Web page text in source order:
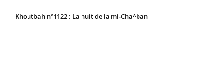
Khoutbah n°1122 : La nuit de la mi-Cha^ban